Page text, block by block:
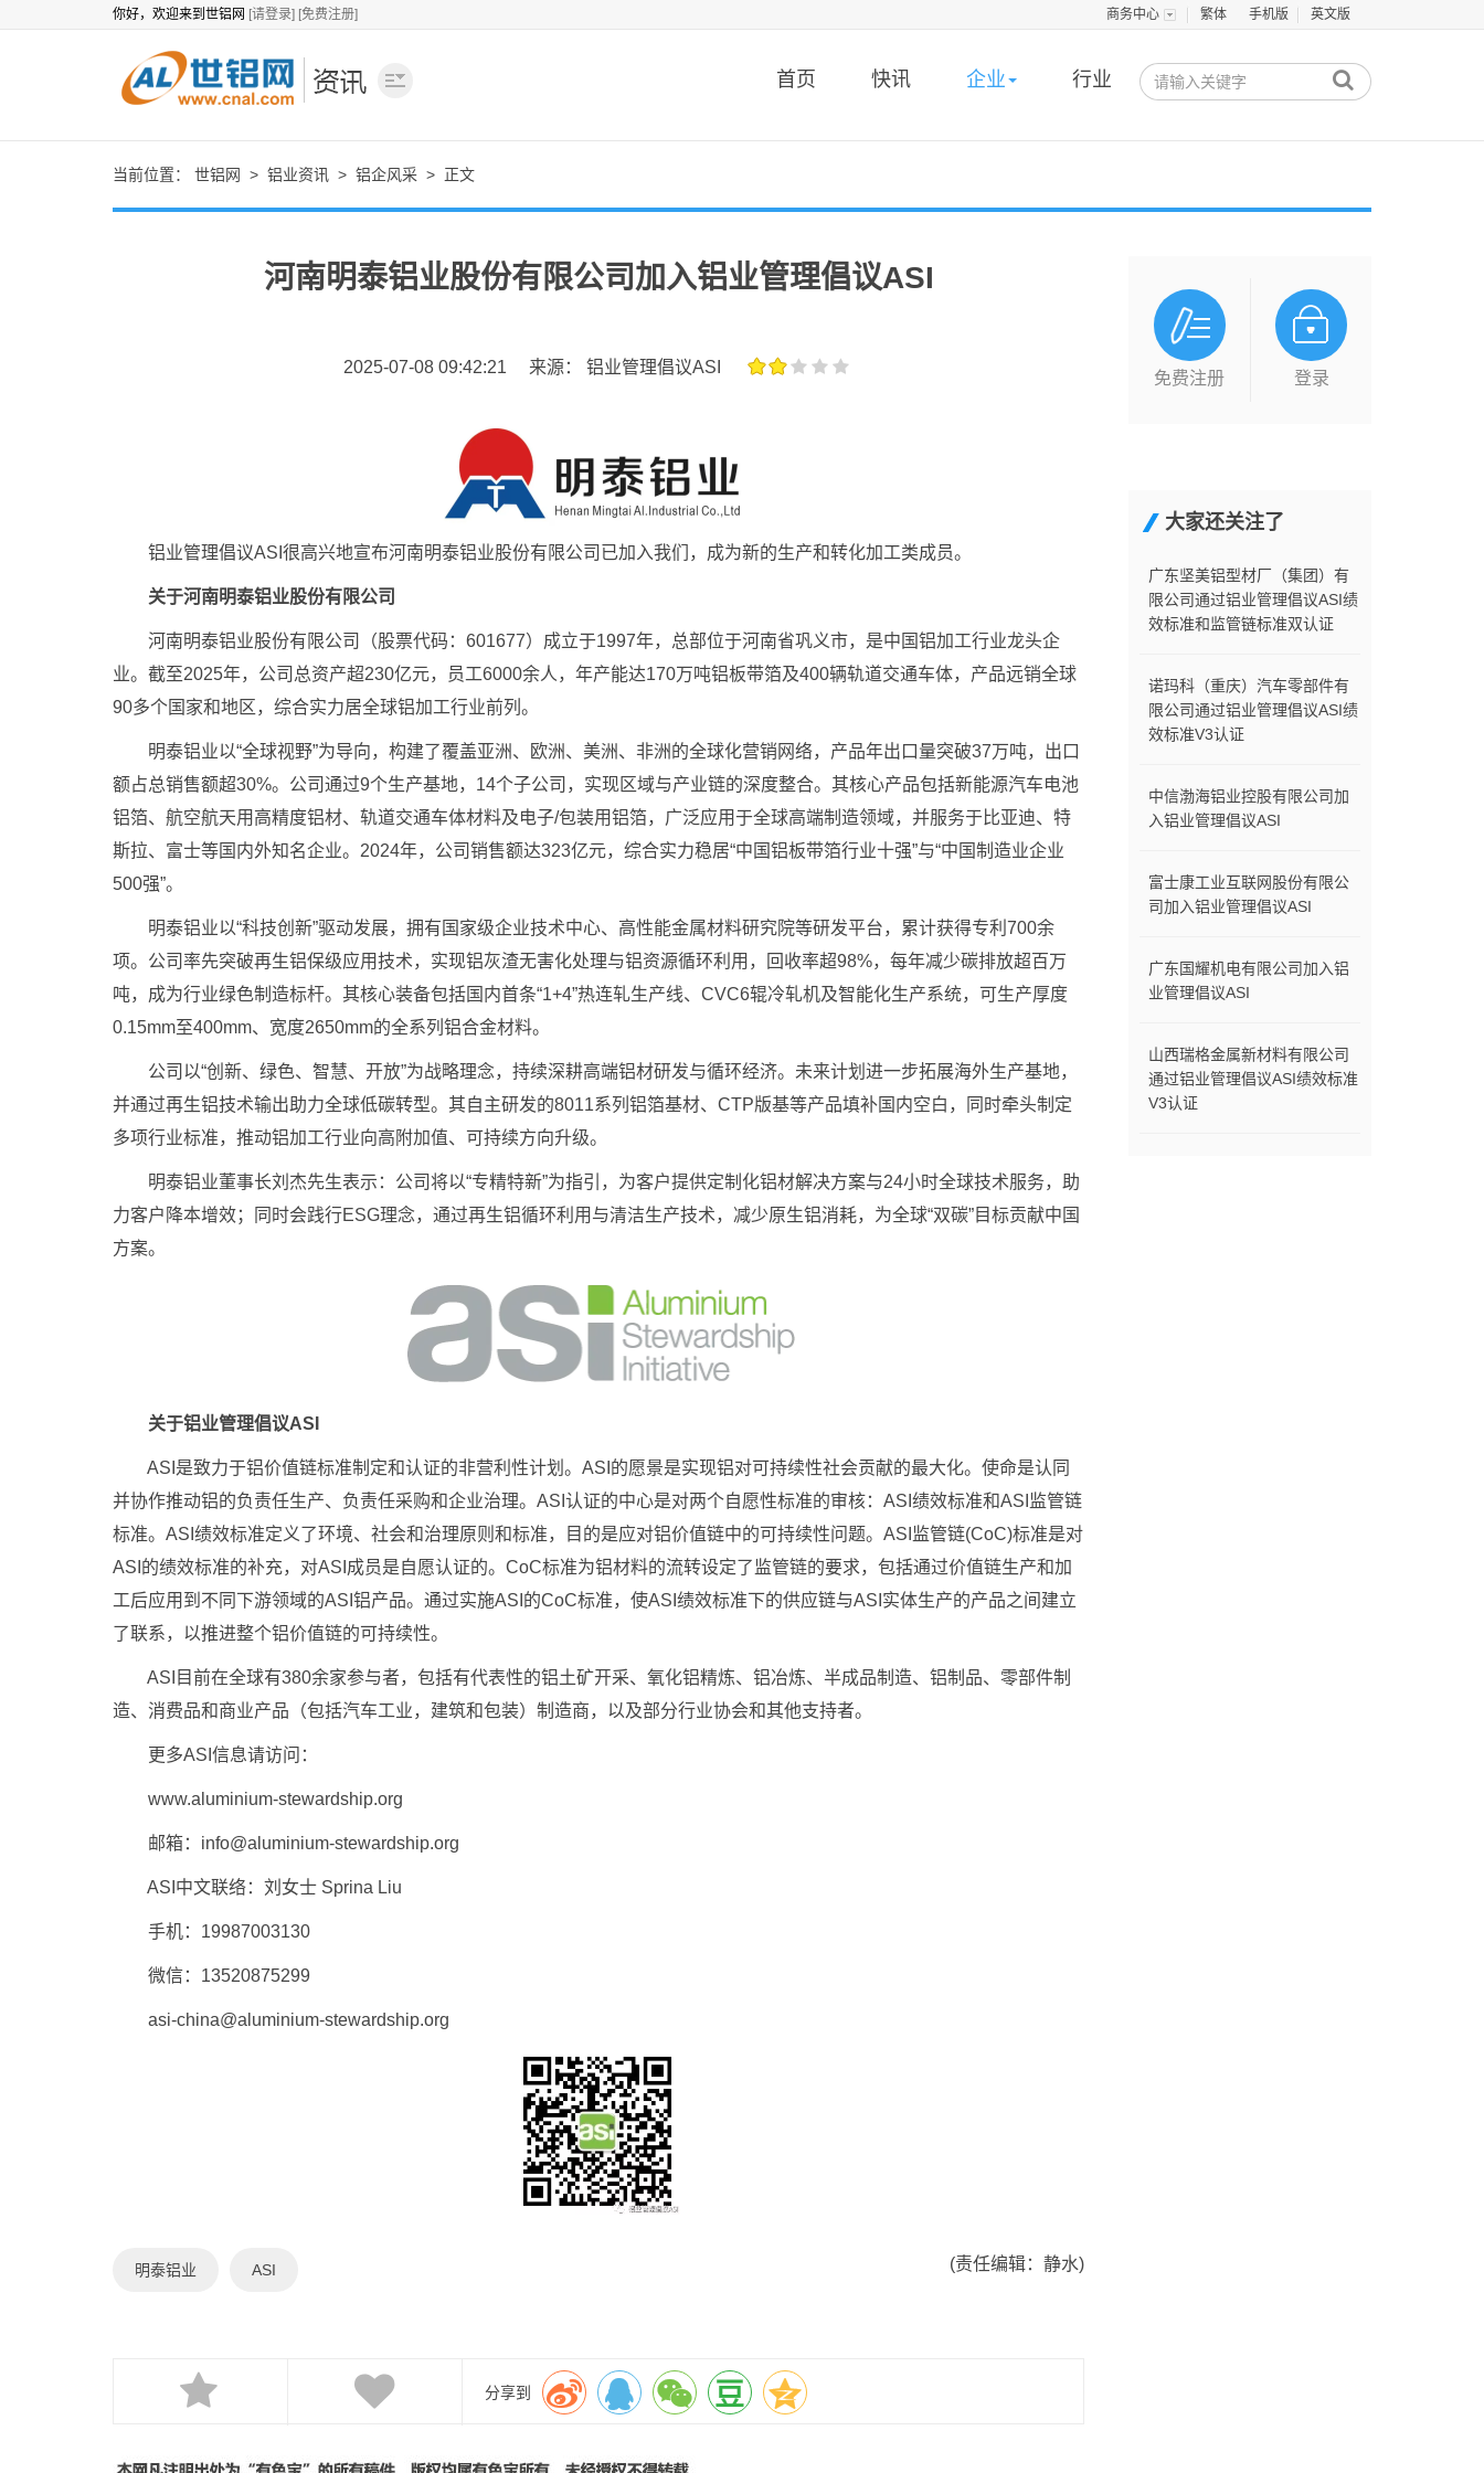
你好，欢迎来到世铝网 [请登录] [免费注册] 商务中心 繁体 手机版 英文版
首页 快讯 企业 行业
当前位置： 世铝网 > 铝业资讯 > 铝企风采 > 正文
河南明泰铝业股份有限公司加入铝业管理倡议ASI
2025-07-08 09:42:21 来源： 铝业管理倡议ASI
铝业管理倡议ASI很高兴地宣布河南明泰铝业股份有限公司已加入我们，成为新的生产和转化加工类成员。
关于河南明泰铝业股份有限公司
河南明泰铝业股份有限公司（股票代码：601677）成立于1997年，总部位于河南省巩义市，是中国铝加工行业龙头企
业。截至2025年，公司总资产超230亿元，员工6000余人，年产能达170万吨铝板带箔及400辆轨道交通车体，产品远销全球
90多个国家和地区，综合实力居全球铝加工行业前列。
明泰铝业以“全球视野”为导向，构建了覆盖亚洲、欧洲、美洲、非洲的全球化营销网络，产品年出口量突破37万吨，出口
额占总销售额超30%。公司通过9个生产基地，14个子公司，实现区域与产业链的深度整合。其核心产品包括新能源汽车电池
铝箔、航空航天用高精度铝材、轨道交通车体材料及电子/包装用铝箔，广泛应用于全球高端制造领域，并服务于比亚迪、特
斯拉、富士等国内外知名企业。2024年，公司销售额达323亿元，综合实力稳居“中国铝板带箔行业十强”与“中国制造业企业
500强”。
明泰铝业以“科技创新”驱动发展，拥有国家级企业技术中心、高性能金属材料研究院等研发平台，累计获得专利700余
项。公司率先突破再生铝保级应用技术，实现铝灰渣无害化处理与铝资源循环利用，回收率超98%，每年减少碳排放超百万
吨，成为行业绿色制造标杆。其核心装备包括国内首条“1+4”热连轧生产线、CVC6辊冷轧机及智能化生产系统，可生产厚度
0.15mm至400mm、宽度2650mm的全系列铝合金材料。
公司以“创新、绿色、智慧、开放”为战略理念，持续深耕高端铝材研发与循环经济。未来计划进一步拓展海外生产基地，
并通过再生铝技术输出助力全球低碳转型。其自主研发的8011系列铝箔基材、CTP版基等产品填补国内空白，同时牵头制定
多项行业标准，推动铝加工行业向高附加值、可持续方向升级。
明泰铝业董事长刘杰先生表示：公司将以“专精特新”为指引，为客户提供定制化铝材解决方案与24小时全球技术服务，助
力客户降本增效；同时会践行ESG理念，通过再生铝循环利用与清洁生产技术，减少原生铝消耗，为全球“双碳”目标贡献中国
方案。
关于铝业管理倡议ASI
ASI是致力于铝价值链标准制定和认证的非营利性计划。ASI的愿景是实现铝对可持续性社会贡献的最大化。使命是认同
并协作推动铝的负责任生产、负责任采购和企业治理。ASI认证的中心是对两个自愿性标准的审核：ASI绩效标准和ASI监管链
标准。ASI绩效标准定义了环境、社会和治理原则和标准，目的是应对铝价值链中的可持续性问题。ASI监管链(CoC)标准是对
ASI的绩效标准的补充，对ASI成员是自愿认证的。CoC标准为铝材料的流转设定了监管链的要求，包括通过价值链生产和加
工后应用到不同下游领域的ASI铝产品。通过实施ASI的CoC标准，使ASI绩效标准下的供应链与ASI实体生产的产品之间建立
了联系，以推进整个铝价值链的可持续性。
ASI目前在全球有380余家参与者，包括有代表性的铝土矿开采、氧化铝精炼、铝冶炼、半成品制造、铝制品、零部件制
造、消费品和商业产品（包括汽车工业，建筑和包装）制造商，以及部分行业协会和其他支持者。
更多ASI信息请访问：
www.aluminium-stewardship.org
邮箱：info@aluminium-stewardship.org
ASI中文联络：刘女士 Sprina Liu
手机：19987003130
微信：13520875299
asi-china@aluminium-stewardship.org
明泰铝业 ASI (责任编辑：静水)
分享到
免费注册 登录
大家还关注了
广东坚美铝型材厂（集团）有
限公司通过铝业管理倡议ASI绩
效标准和监管链标准双认证
诺玛科（重庆）汽车零部件有
限公司通过铝业管理倡议ASI绩
效标准V3认证
中信渤海铝业控股有限公司加
入铝业管理倡议ASI
富士康工业互联网股份有限公
司加入铝业管理倡议ASI
广东国耀机电有限公司加入铝
业管理倡议ASI
山西瑞格金属新材料有限公司
通过铝业管理倡议ASI绩效标准
V3认证